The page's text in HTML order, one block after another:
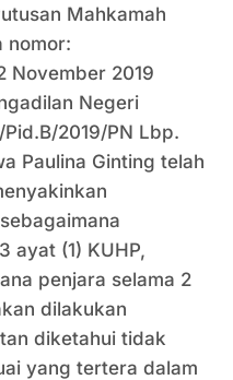
Mahkamah
nomor:
November 2019
Negeri
2019/PN Lbp.
Paulina Ginting telah
ayat (1) KUHP,
penjara selama 2
dilakukan
diketahui tidak
yang tertera dalam